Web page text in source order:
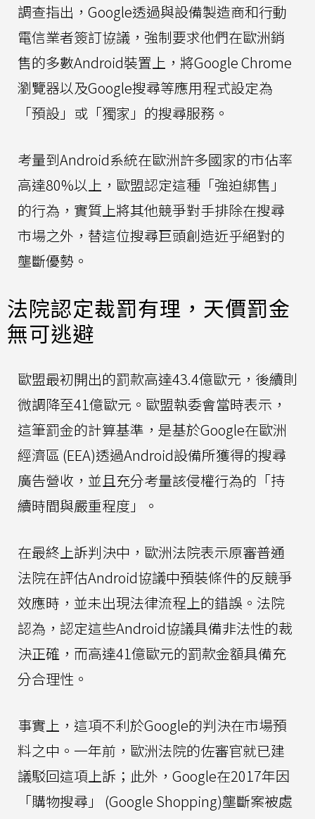
調查指出，Google透過與設備製造商和行動
電信業者簽訂協議，強制要求他們在歐洲銷
售的多數Android裝置上，將Google Chrome
瀏覽器以及Google搜尋等應用程式設定為
「預設」或「獨家」的搜尋服務。
考量到Android系統在歐洲許多國家的市佔率
高達80%以上，歐盟認定這種「強迫綁售」
的行為，實質上將其他競爭對手排除在搜尋
市場之外，替這位搜尋巨頭創造近乎絕對的
壟斷優勢。
法院認定裁罰有理，天價罰金
無可逃避
歐盟最初開出的罰款高達43.4億歐元，後續則
微調降至41億歐元。歐盟執委會當時表示，
這筆罰金的計算基準，是基於Google在歐洲
經濟區 (EEA)透過Android設備所獲得的搜尋
廣告營收，並且充分考量該侵權行為的「持
續時間與嚴重程度」。
在最終上訴判決中，歐洲法院表示原審普通
法院在評估Android協議中預裝條件的反競爭
效應時，並未出現法律流程上的錯誤。法院
認為，認定這些Android協議具備非法性的裁
決正確，而高達41億歐元的罰款金額具備充
分合理性。
事實上，這項不利於Google的判決在市場預
料之中。一年前，歐洲法院的佐審官就已建
議駁回這項上訴；此外，Google在2017年因
「購物搜尋」 (Google Shopping)壟斷案被處